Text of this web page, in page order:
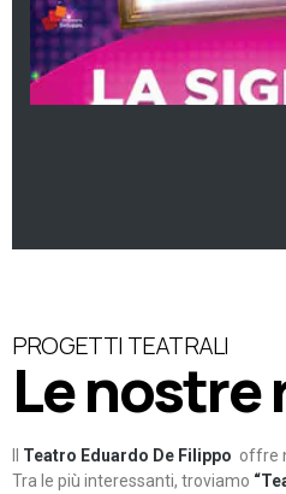
PROGETTI TEATRALI
Le nostre
Teatro Eduardo De Filippo offre
Tra le più interessanti, troviamo